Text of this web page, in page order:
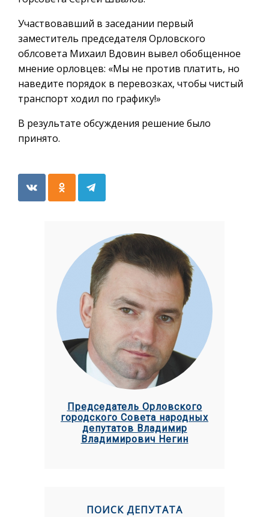
Участвовавший в заседании первый
заместитель председателя Орловского
облсовета Михаил Вдовин вывел обобщенное
мнение орловцев: «Мы не против платить, но
наведите порядок в перевозках, чтобы чистый
транспорт ходил по графику!»
В результате обсуждения решение было
принято.
Председатель Орловского
городского Совета народных
депутатов Владимир
Владимирович Негин
ПОИСК ДЕПУТАТА